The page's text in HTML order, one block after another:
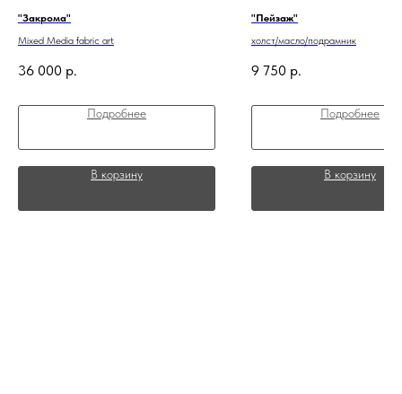
"Закрома"
Mixed Media fabric art
36 000 р.
Подробнее
В корзину
"Пейзаж"
холст/масло/подрамник
9 750 р.
Подробнее
В корзину